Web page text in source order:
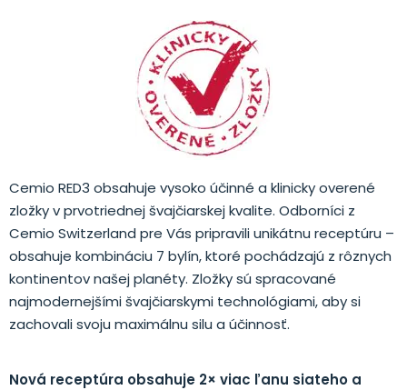
Cemio RED3 obsahuje vysoko účinné a klinicky overené
zložky v prvotriednej švajčiarskej kvalite. Odborníci z
Cemio Switzerland pre Vás pripravili unikátnu receptúru –
obsahuje kombináciu 7 bylín, ktoré pochádzajú z rôznych
kontinentov našej planéty. Zložky sú spracované
najmodernejšími švajčiarskymi technológiami, aby si
zachovali svoju maximálnu silu a účinnosť.
Nová receptúra ​​obsahuje 2× viac ľanu siateho a